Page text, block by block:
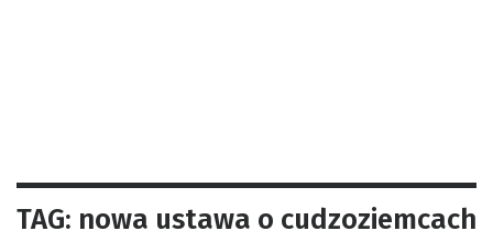
TAG: nowa ustawa o cudzoziemcach